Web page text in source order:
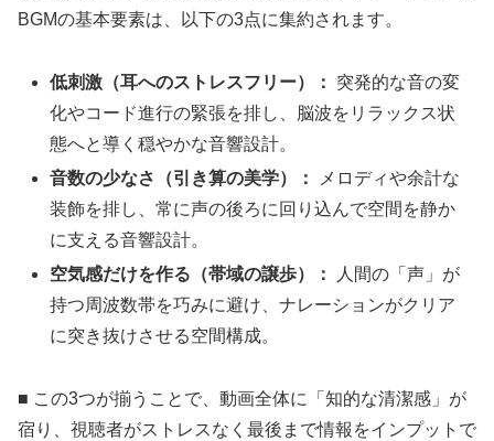
BGMの基本要素は、以下の3点に集約されます。
低刺激（耳へのストレスフリー）：
突発的な音の変
化やコード進行の緊張を排し、脳波をリラックス状
態へと導く穏やかな音響設計。
音数の少なさ（引き算の美学）：
メロディや余計な
装飾を排し、常に声の後ろに回り込んで空間を静か
に支える音響設計。
空気感だけを作る（帯域の譲歩）：
人間の「声」が
持つ周波数帯を巧みに避け、ナレーションがクリア
に突き抜けさせる空間構成。
■ この3つが揃うことで、動画全体に「知的な清潔感」が
宿り、視聴者がストレスなく最後まで情報をインプットで